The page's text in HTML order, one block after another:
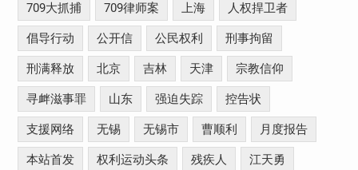
709大抓捕 709律师案 上海 人权捍卫者
倡导行动 公开信 公民权利 刑事拘留
刑满释放 北京 吉林 天津 宗教信仰
寻衅滋事罪 山东 强迫失踪 控告状
支援网络 无锡 无锡市 曹顺利 月度报告
本站首发 权利运动头条 残疾人 江天勇